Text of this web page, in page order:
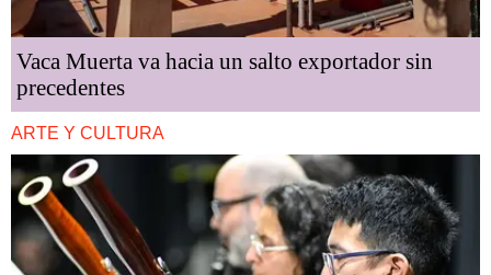
Vaca Muerta va hacia un salto exportador sin
precedentes
ARTE Y CULTURA